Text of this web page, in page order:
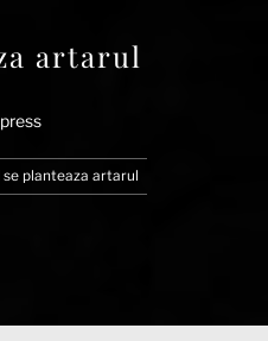
artarul
press
se planteaza artarul